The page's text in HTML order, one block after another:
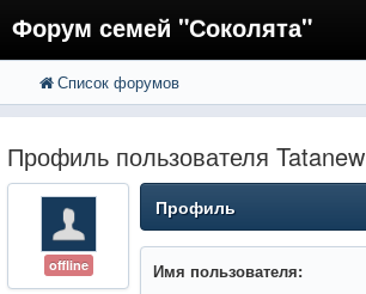
Форум семей "Соколята"
FAQ
Регистрация
Вход
Список форумов
Профиль пользователя Tatanew
offline
Профиль
Имя пользователя: